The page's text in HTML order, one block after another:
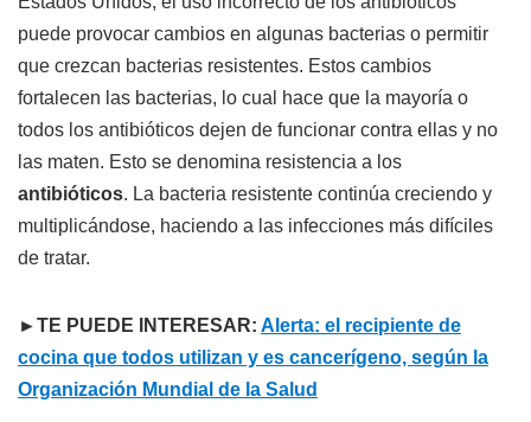
puede provocar cambios en algunas bacterias o permitir
que crezcan bacterias resistentes. Estos cambios
fortalecen las bacterias, lo cual hace que la mayoría o
todos los antibióticos dejen de funcionar contra ellas y no
las maten. Esto se denomina resistencia a los
antibióticos. La bacteria resistente continúa creciendo y
multiplicándose, haciendo a las infecciones más difíciles
de tratar.
►TE PUEDE INTERESAR: Alerta: el recipiente de
cocina que todos utilizan y es cancerígeno, según la
Organización Mundial de la Salud